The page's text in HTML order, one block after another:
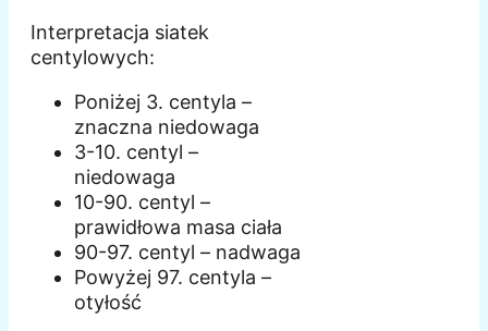
Interpretacja siatek
centylowych:
Poniżej 3. centyla –
znaczna niedowaga
3-10. centyl –
niedowaga
10-90. centyl –
prawidłowa masa ciała
90-97. centyl – nadwaga
Powyżej 97. centyla –
otyłość